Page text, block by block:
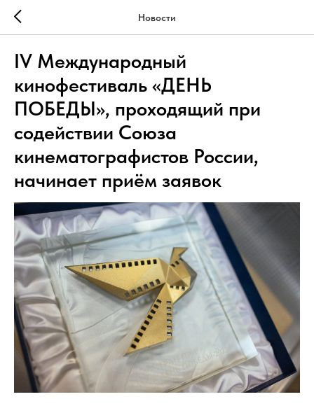
Новости
IV Международный
кинофестиваль «ДЕНЬ
ПОБЕДЫ», проходящий при
содействии Союза
кинематографистов России,
начинает приём заявок